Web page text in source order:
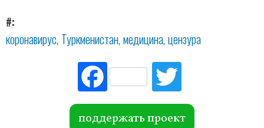
#
коронавирус Туркменистан медицина цензура
Fac
ebo
ok r
поддержать проект